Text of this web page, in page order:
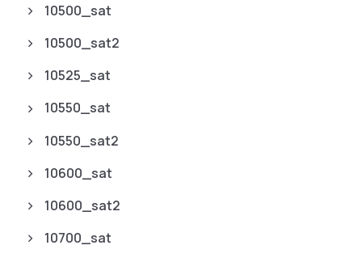
10500_sat
10500_sat2
10525_sat
10550_sat
10550_sat2
10600_sat
10600_sat2
10700_sat